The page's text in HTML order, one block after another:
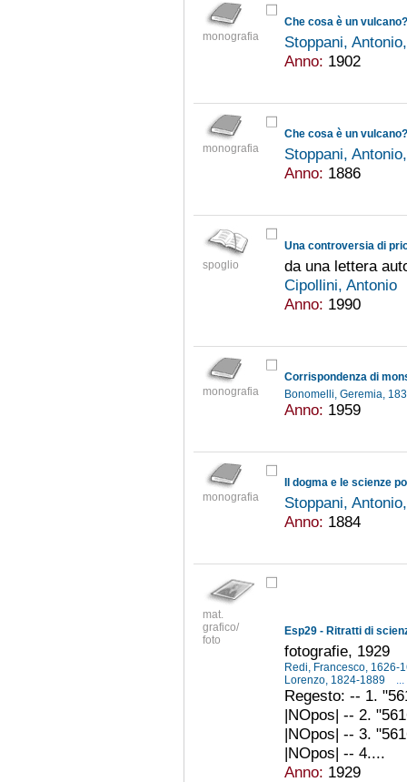
monografia
Che cosa è un vulcano?
Stoppani,
Anno: 1902
monografia
Che cosa è un vulcano?
Stoppani,
Anno: 1886
spoglio
da una lettera
Cipollini, Antonio
Anno: 1990
monografia Bonomelli, Geremia,
Anno: 1959
monografia
Stoppani,
Anno: 1884
mat.
grafico/
foto
Esp29 - Ritratti di
fotografie, 1929
Redi, Francesco, 1626-
Lorenzo, 1824-1889
...
Regesto: -- 1.
|NOpos| -- 2.
|NOpos| -- 3.
|NOpos| -- 4....
Anno: 1929